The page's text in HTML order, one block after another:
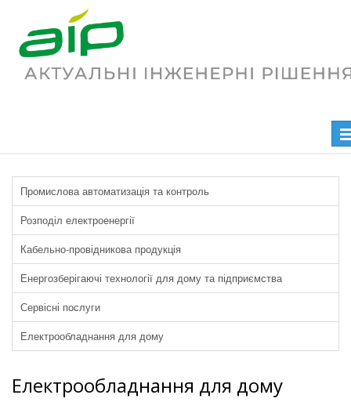
Електрообладнання для дому
Промислова автоматизація та контроль
Розподіл електроенергії
Кабельно-провідникова продукція
Енергозберігаючі технології для дому та підприємства
Сервісні послуги
Електрообладнання для дому
Електрообладнання для дому